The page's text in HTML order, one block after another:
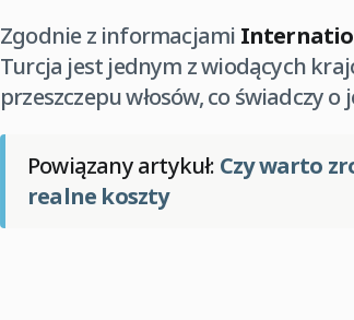
Zgodnie z informacjami
Turcja jest jednym z wiodących
przeszczepu włosów, co świadczy
Powiązany artykuł: Czy warto
realne koszty